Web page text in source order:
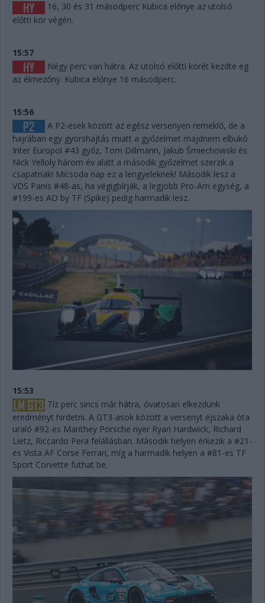
16, 30 és 31 másodperc Kubica előnye az utolsó
előtti kör végén.
15:57
Négy perc van hátra. Az utolsó előtti körét kezdte eg
az élmezőny. Kubica előnye 16 másodperc.
15:56
A P2-esek között az egész versenyen remeklő, de a
hajrában egy gyorshajtás miatt a győzelmet majdnem elbukó
Inter Europol #43 győz, Tom Dillmann, Jakub Śmiechowski és
Nick Yelloly három év alatt a második győzelmet szerzik a
csapatnak! Micsoda nap ez a lengyeleknek! Második lesz a
VDS Panis #48-as, ha végigbírják, a legjobb Pro-Am egység, a
#199-es AO by TF (Spike) pedig harmadik lesz.
15:53
Tíz perc sincs már hátra, óvatosan elkezdünk
eredményt hirdetni. A GT3-asok között a versenyt éjszaka óta
uraló #92-es Manthey Porsche nyer Ryan Hardwick, Richard
Lietz, Riccardo Pera felállásban. Második helyen érkezik a #21-
es Vista AF Corse Ferrari, míg a harmadik helyen a #81-es TF
Sport Corvette futhat be.